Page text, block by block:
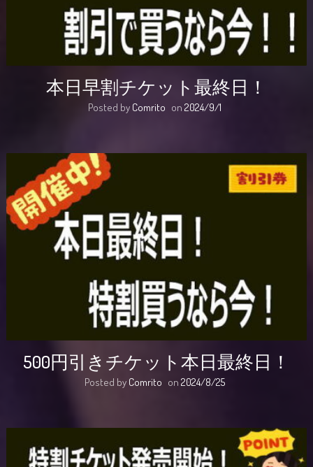
本日早割チケット最終日！
Posted by Comrito on 2024/9/1
500円引きチケット本日最終日！
Posted by Comrito on 2024/8/25